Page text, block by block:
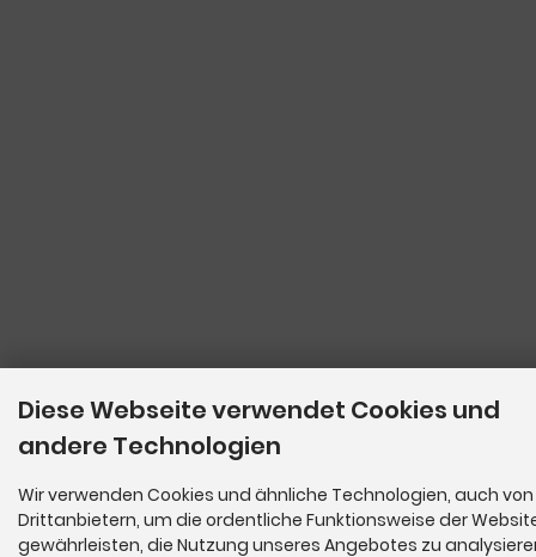
Diese Webseite verwendet Cookies und
andere Technologien
Wir verwenden Cookies und ähnliche Technologien, auch von
Drittanbietern, um die ordentliche Funktionsweise der
gewährleisten, die Nutzung unseres Angebotes zu